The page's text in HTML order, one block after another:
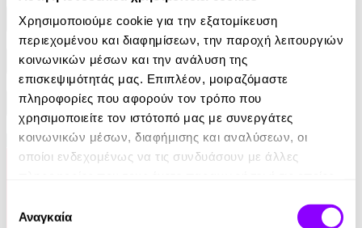
Χρησιμοποιούμε cookie για την εξατομίκευση
περιεχομένου και διαφημίσεων, την παροχή λειτουργιών
κοινωνικών μέσων και την ανάλυση της
επισκεψιμότητάς μας. Επιπλέον, μοιραζόμαστε
πληροφορίες που αφορούν τον τρόπο που
χρησιμοποιείτε τον ιστότοπό μας με συνεργάτες
κοινωνικών μέσων, διαφήμισης και αναλύσεων, οι
οποίοι ενδεχομένως να τις συνδυάσουν με άλλες
των υπηρεσιών τους.
συγκατάθεσης
Αναγκαία
Αφηγητές
Κατηγορίες
Εκδοτικοί οίκοι